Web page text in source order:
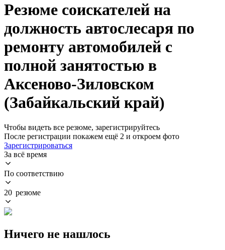
Резюме соискателей на
должность автослесаря по
ремонту автомобилей с
полной занятостью в
Аксеново-Зиловском
(Забайкальский край)
Чтобы видеть все резюме, зарегистрируйтесь
После регистрации покажем ещё 2 и откроем фото
Зарегистрироваться
За всё время
По соответствию
20 резюме
Ничего не нашлось